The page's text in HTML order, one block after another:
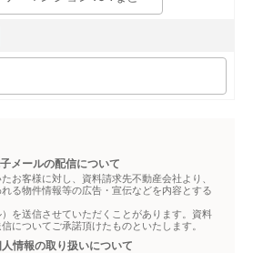
メールの配信について
お客様に対し、資料請求先不動産会社より、
る物件情報等の広告・宣伝などを内容とする
）を送信させていただくことがあります。資料
についてご承諾頂けたものといたします。
情報の取り扱いについて